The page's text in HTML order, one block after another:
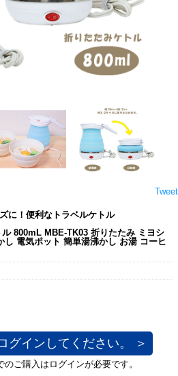
Tweet
に！便利なトラベルケトル
800mL MBE-TK03 折りたたみ ミヨシ
し 電気ポット 簡単湯沸かし お湯 コーヒ
グインしてください。 ＞